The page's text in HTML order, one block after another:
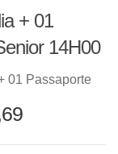
+ 01
14H00
01 Passaporte